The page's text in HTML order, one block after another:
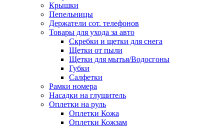
Крышки
Пепельницы
Держатели сот. телефонов
Товары для ухода за авто
Скребки и щетки для снега
Щетки от пыли
Щетки для мытья/Водосгоны
Губки
Салфетки
Рамки номера
Насадки на глушитель
Оплетки на руль
Оплетки Кожа
Оплетки Кожзам